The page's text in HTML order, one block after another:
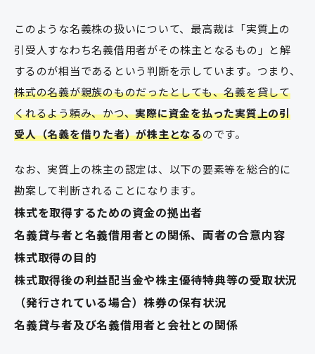
このような名義株の扱いについて、最高裁は「実質上の
引受人すなわち名義借用者がその株主となるもの」と解
するのが相当であるという判断を示しています。つまり、
株式の名義が親族のものだったとしても、名義を貸して
くれるよう頼み、かつ、実際に資金を払った実質上の引
受人（名義を借りた者）が株主となるのです。
なお、実質上の株主の認定は、以下の要素等を総合的に
勘案して判断されることになります。
株式を取得するための資金の拠出者
名義貸与者と名義借用者との関係、両者の合意内容
株式取得の目的
株式取得後の利益配当金や株主優待特典等の受取状況
（発行されている場合）株券の保有状況
名義貸与者及び名義借用者と会社との関係